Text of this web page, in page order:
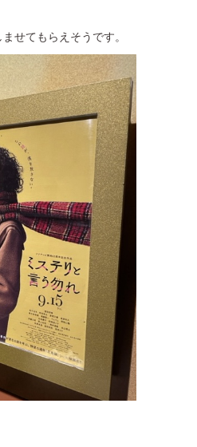
せてもらえそうです。